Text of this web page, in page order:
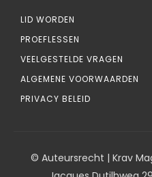
LID WORDEN
PROEFLESSEN
VEELGESTELDE VRAGEN
ALGEMENE VOORWAARDEN
PRIVACY BELEID
© Auteursrecht | Krav